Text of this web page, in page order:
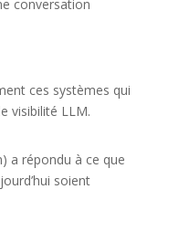
conversation
ces systèmes qui
visibilité LLM.
a répondu à ce que
soient